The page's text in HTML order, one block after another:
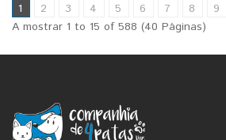
1 2 3 4 5 6 7 8 9
A mostrar 1 to 15 of 588 (40 Páginas)